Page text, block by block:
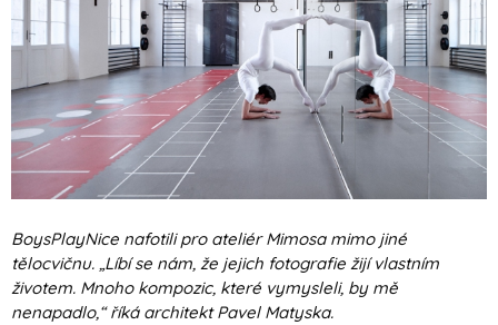
BoysPlayNice nafotili pro ateliér Mimosa mimo jiné
tělocvičnu. „Líbí se nám, že jejich fotografie žijí vlastním
životem. Mnoho kompozic, které vymysleli, by mě
nenapadlo,“ říká architekt Pavel Matyska.